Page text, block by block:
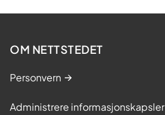
OM NETTSTEDET
Personvern
Administrere informasjonskapsler